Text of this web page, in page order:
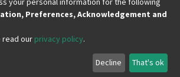
72570
+52 (222) 2295500 Ext 2901
Dirección General de Bibliotecas - BUAP 2024. All right reserved.
Preferences, Acknowledgement and
read our privacy policy.
Decline That's ok